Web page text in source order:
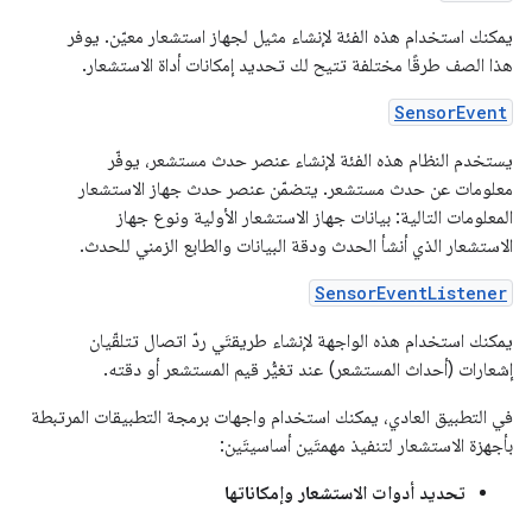
يمكنك استخدام هذه الفئة لإنشاء مثيل لجهاز استشعار معيّن. يوفر
هذا الصف طرقًا مختلفة تتيح لك تحديد إمكانات أداة الاستشعار.
SensorEvent
يستخدم النظام هذه الفئة لإنشاء عنصر حدث مستشعر، يوفّر
معلومات عن حدث مستشعر. يتضمّن عنصر حدث جهاز الاستشعار
المعلومات التالية: بيانات جهاز الاستشعار الأولية ونوع جهاز
الاستشعار الذي أنشأ الحدث ودقة البيانات والطابع الزمني للحدث.
SensorEventListener
يمكنك استخدام هذه الواجهة لإنشاء طريقتَي ردّ اتصال تتلقّيان
إشعارات (أحداث المستشعر) عند تغيُّر قيم المستشعر أو دقته.
في التطبيق العادي، يمكنك استخدام واجهات برمجة التطبيقات المرتبطة
بأجهزة الاستشعار لتنفيذ مهمتَين أساسيتَين:
تحديد أدوات الاستشعار وإمكاناتها